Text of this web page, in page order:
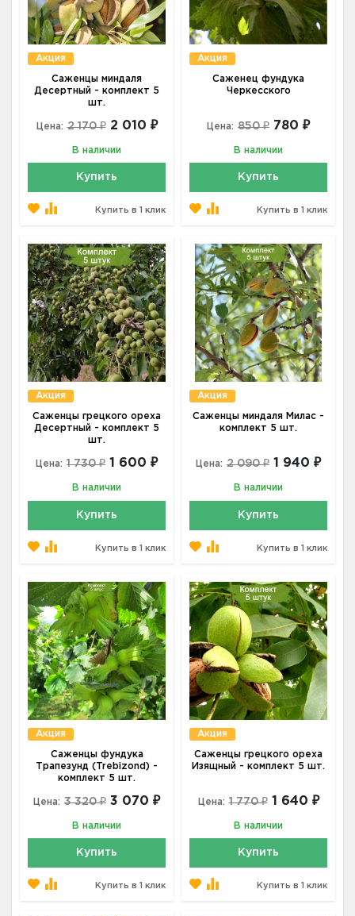
Акция
Саженцы миндаля
Десертный - комплект 5
шт.
Цена: 2 170 ₽ 2 010 ₽
В наличии
Купить
Купить в 1 клик
Акция
Саженец фундука
Черкесского
Цена: 850 ₽ 780 ₽
В наличии
Купить
Купить в 1 клик
Акция
Саженцы грецкого ореха
Десертный - комплект 5
шт.
Цена: 1 730 ₽ 1 600 ₽
В наличии
Купить
Купить в 1 клик
Акция
Саженцы миндаля Милас -
комплект 5 шт.
Цена: 2 090 ₽ 1 940 ₽
В наличии
Купить
Купить в 1 клик
Акция
Саженцы фундука
Трапезунд (Trebizond) -
комплект 5 шт.
Цена: 3 320 ₽ 3 070 ₽
В наличии
Купить
Купить в 1 клик
Акция
Саженцы грецкого ореха
Изящный - комплект 5 шт.
Цена: 1 770 ₽ 1 640 ₽
В наличии
Купить
Купить в 1 клик